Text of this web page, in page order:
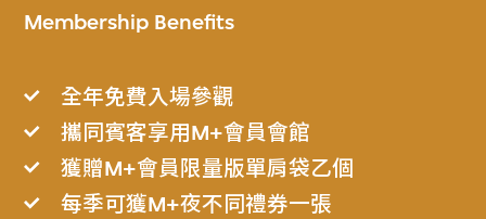
Membership Benefits
全年免費入場參觀
攜同賓客享用M+會員會館
獲贈M+會員限量版單肩袋乙個
每季可獲M+夜不同禮券一張